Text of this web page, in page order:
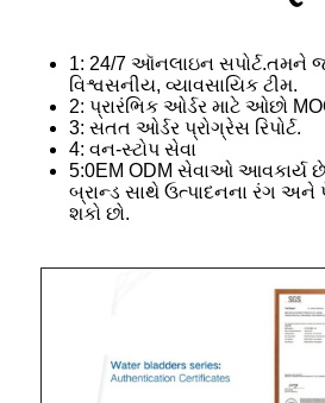
1: 24/7 ઑનલાઇન
વિશ્વસનીય, વ્યાવસાયિક ટીમ.
2: પ્રારંભિક ઓર્ડર માટે ઓછો
3: સતત ઓર્ડર પ્રોગ્રેસ રિપોર્ટ.
4: વન-સ્ટોપ સેવા
5:0EM ODM સેવાઓ આવકાર્ય
બ્રાન્ડ સાથે ઉત્પાદનના રંગ
શકો છો.